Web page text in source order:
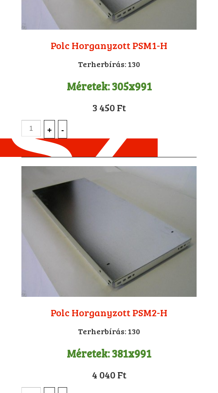
Polc Horganyzott PSM1-H
Terherbírás:130
Méretek:305x991
3 450 Ft
Polc Horganyzott PSM2-H
Terherbírás:130
Méretek:381x991
4 040 Ft